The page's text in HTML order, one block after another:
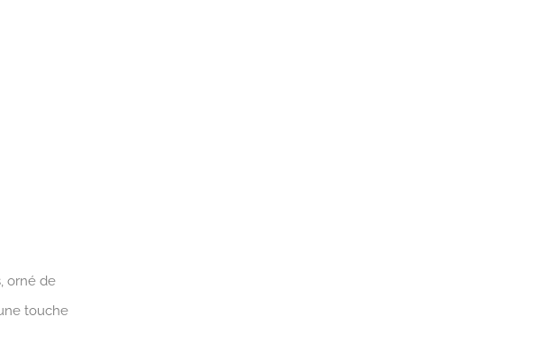
orné de
touche